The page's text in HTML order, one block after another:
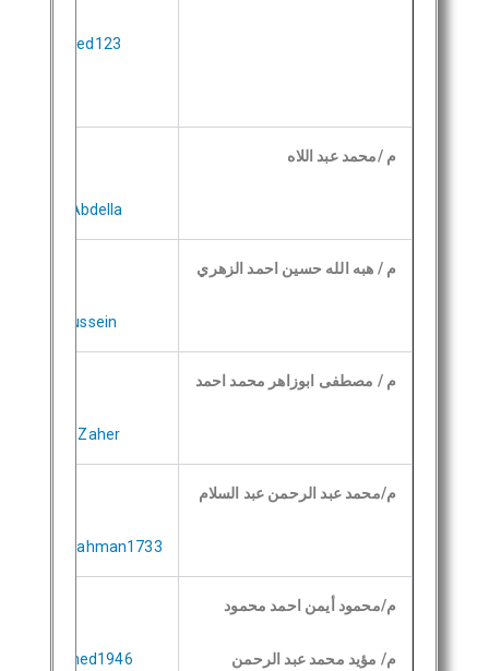
م /محمد عبد اللاه
م / هبه الله حسين احمد الزهري
alah_Hussein
م / مصطفى ابوزاهر محمد احمد
Zaher
م/محمد عبد الرحمن عبد السلام
م/محمود أيمن احمد محمود
م/ مؤيد محمد عبد الرحمن